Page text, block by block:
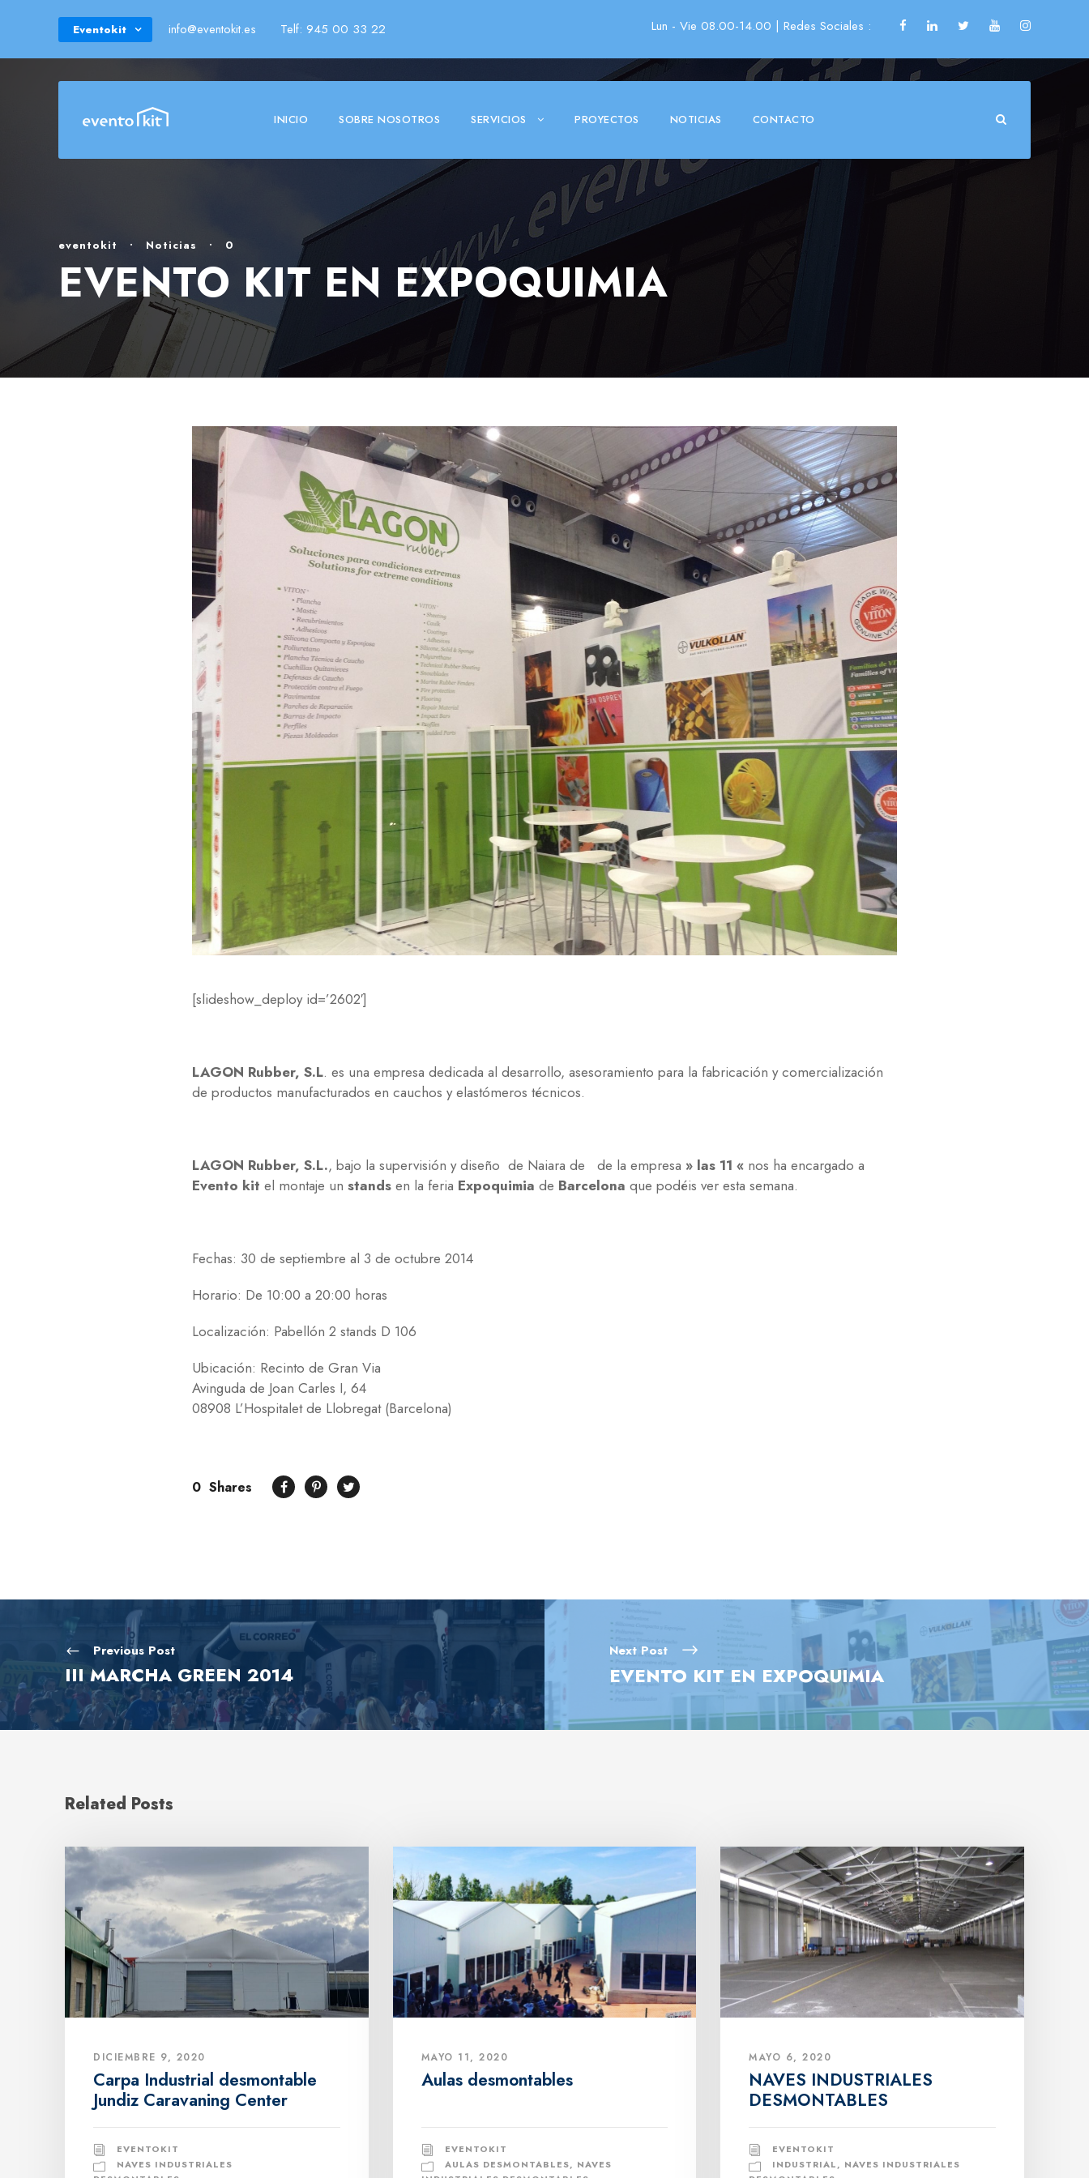
Eventokit info@eventokit.es Telf: 945 00 33 22 Lun - Vie 08.00-14.00 | Redes Sociales :
INICIO SOBRE NOSOTROS SERVICIOS PROYECTOS NOTICIAS CONTACTO
eventokit • Noticias • 0
EVENTO KIT EN EXPOQUIMIA
[slideshow_deploy id=’2602′]
LAGON Rubber, S.L. es una empresa dedicada al desarrollo, asesoramiento para la fabricación y comercialización
de productos manufacturados en cauchos y elastómeros técnicos.
LAGON Rubber, S.L., bajo la supervisión y diseño de Naiara de de la empresa » las 11 « nos ha encargado a
Evento kit el montaje un stands en la feria Expoquimia de Barcelona que podéis ver esta semana.
Fechas: 30 de septiembre al 3 de octubre 2014
Horario: De 10:00 a 20:00 horas
Localización: Pabellón 2 stands D 106
Ubicación: Recinto de Gran Via
Avinguda de Joan Carles I, 64
08908 L’Hospitalet de Llobregat (Barcelona)
0 Shares
Previous Post
III MARCHA GREEN 2014
Next Post
EVENTO KIT EN EXPOQUIMIA
Related Posts
DICIEMBRE 9, 2020
Carpa Industrial desmontable
Jundiz Caravaning Center
EVENTOKIT
NAVES INDUSTRIALES
MAYO 11, 2020
Aulas desmontables
EVENTOKIT
AULAS DESMONTABLES, NAVES
MAYO 6, 2020
NAVES INDUSTRIALES
DESMONTABLES
EVENTOKIT
INDUSTRIAL, NAVES INDUSTRIALES